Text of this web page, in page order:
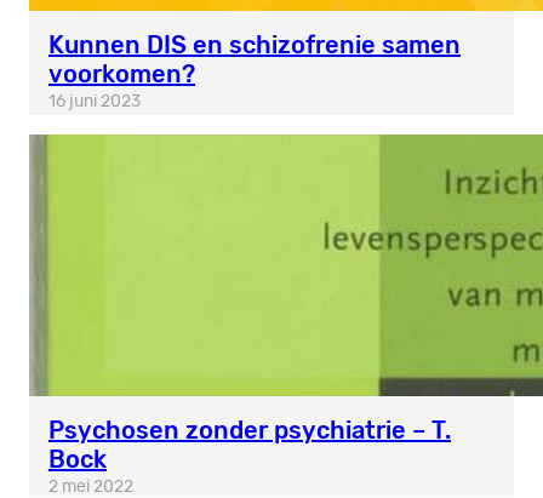
Kunnen DIS en schizofrenie samen
voorkomen?
16 juni 2023
Psychosen zonder psychiatrie – T.
Bock
2 mei 2022